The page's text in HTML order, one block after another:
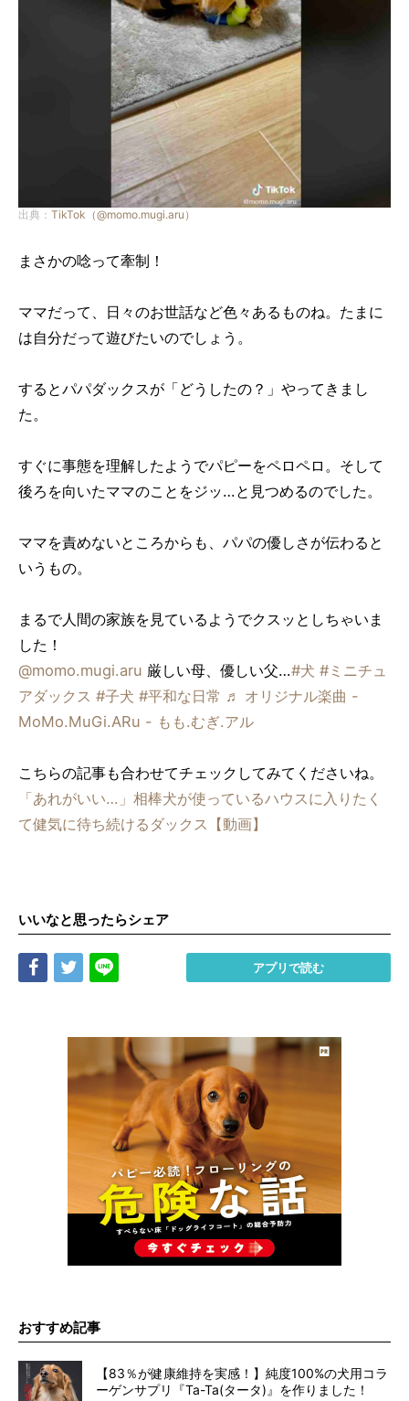
出典： TikTok（@momo.mugi.aru）
まさかの唸って牽制！
ママだって、日々のお世話など色々あるものね。たまに
は自分だって遊びたいのでしょう。
するとパパダックスが「どうしたの？」やってきまし
た。
すぐに事態を理解したようでパピーをペロペロ。そして
後ろを向いたママのことをジッ…と見つめるのでした。
ママを責めないところからも、パパの優しさが伝わると
いうもの。
まるで人間の家族を見ているようでクスッとしちゃいま
した！
@momo.mugi.aru 厳しい母、優しい父…#犬 #ミニチュ
アダックス #子犬 #平和な日常 ♬ オリジナル楽曲 -
MoMo.MuGi.ARu - もも.むぎ.アル
こちらの記事も合わせてチェックしてみてくださいね。
「あれがいい…」相棒犬が使っているハウスに入りたく
て健気に待ち続けるダックス【動画】
いいなと思ったらシェア
Share Tweet アプリで読む
おすすめ記事
【83％が健康維持を実感！】純度100%の犬用コラ
ーゲンサプリ『Ta-Ta(タータ)』を作りました！